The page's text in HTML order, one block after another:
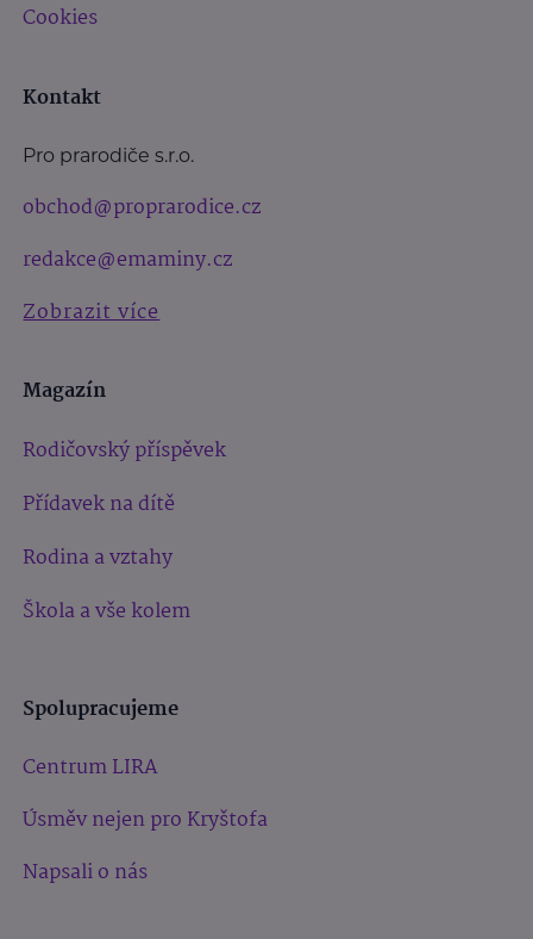
Cookies
Kontakt
Pro prarodiče s.r.o.
obchod@proprarodice.cz
redakce@emaminy.cz
Zobrazit více
Magazín
Rodičovský příspěvek
Přídavek na dítě
Rodina a vztahy
Škola a vše kolem
Spolupracujeme
Centrum LIRA
Úsměv nejen pro Kryštofa
Napsali o nás